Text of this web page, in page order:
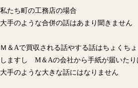
私たち町の工務店の場合
大手のような合併の話はあまり聞きません
Ｍ＆Aで買収される話やする話はちょくち
しますし M＆Aの会社から手紙が届いたり
大手のような大きな話にはなりません